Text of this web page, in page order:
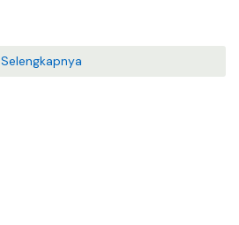
Selengkapnya